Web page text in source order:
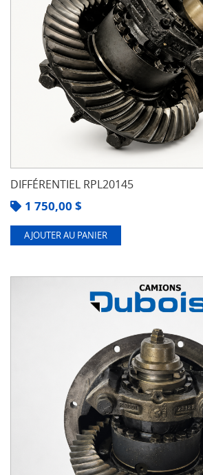
DIFFÉRENTIEL RPL20145
1 750,00 $
AJOUTER AU PANIER